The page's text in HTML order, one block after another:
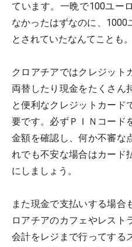
ています。一晩で100ユー
なかったはずなのに、1000
とされていたなんてことも。
クロアチアではクレジット
両替したり現金をたくさん
と便利なクレジットカード
要です。必ずＰＩＮコード
金額を確認し、何か不審な
れでも不安な場合はカード
にしましょう。
また現金で支払いする場合
ロアチアのカフェやレスト
会計をレジまで行ってする